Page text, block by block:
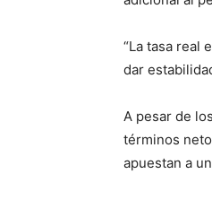
“La tasa real
dar
A pesar de
términos
apuestan a